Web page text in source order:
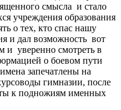
смысла и стало
учреждения образования
о тех, кто спас нашу
и дал возможность вот
и уверенно смотреть в
о боевом пути
запечатлены на
гимназии, после
к подножиям именных